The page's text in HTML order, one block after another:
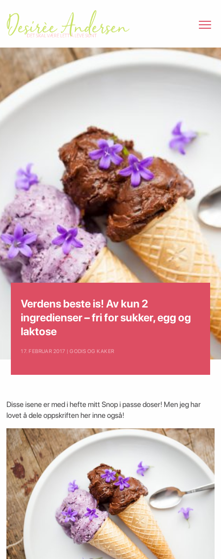
Verdens beste is! Av kun 2
ingredienser – fri for sukker, egg og
laktose
17. FEBRUAR 2017 | GODIS OG KAKER
Disse isene er med i hefte mitt Snop i passe doser! Men jeg har
lovet å dele oppskriften her inne også!